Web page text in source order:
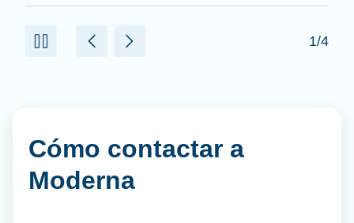
1/4
Cómo contactar a
Moderna